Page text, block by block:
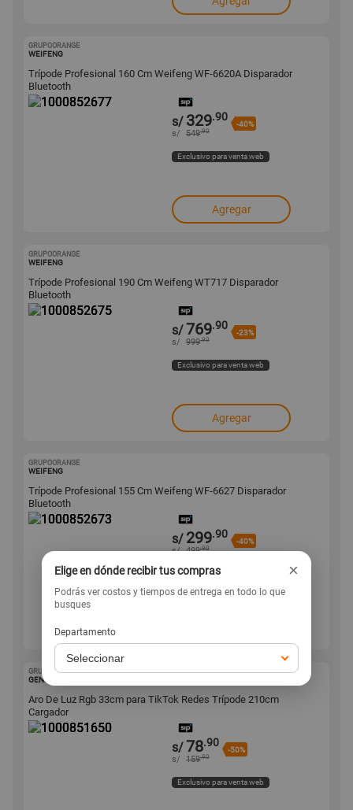
GRUPOORANGE
WEIFENG
Trípode Profesional 160 Cm Weifeng WF-6620A Disparador
Bluetooth
s/ 329.90
-40%
s/ 549.90
Exclusivo para venta web
Agregar
GRUPOORANGE
WEIFENG
Trípode Profesional 190 Cm Weifeng WT717 Disparador
Bluetooth
s/769.90
-23%
s/ 999.90
Exclusivo para venta web
Agregar
GRUPOORANGE
WEIFENG
Trípode Profesional 155 Cm Weifeng WF-6627 Disparador
Bluetooth
s/ 299.90
-40%
s/ 499.90
Exclusivo para venta web
GRUPOORANGE 1000851650
GENÉRICO
Aro De Luz Rgb 33cm para TikTok Redes Trípode 210cm
Cargador
s/78.90
-50%
s/ 159.90
Exclusivo para venta web
Elige en dónde recibir tus compras ×
Podrás ver costos y tiempos de entrega en todo lo que
busques
Departamento